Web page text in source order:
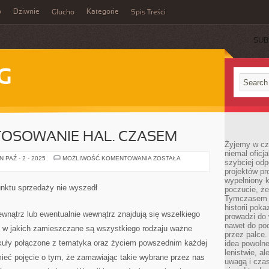
Dziwnie Głucho Kategorie Spis Treści
HAL. CZASEM
PAŹ - 2 - 2025 MOŻLIWOŚĆ KOMENTOWANIA RÓŻNE
ZOSTAŁA
sprzedaży nie wyszedł
lub ewentualnie wewnątrz znajdują się wszelkiego
jakich zamieszczane są wszystkiego rodzaju ważne
połączone z tematyka oraz życiem powszednim każdej
pojęcie o tym, że zamawiając takie wybrane przez nas
Żyjemy w
niemal
szybciej
projektów
wypełniony
poczucie,
historii
prowadzi
nawet do
przez
idea
lenistwie,
uwagą i